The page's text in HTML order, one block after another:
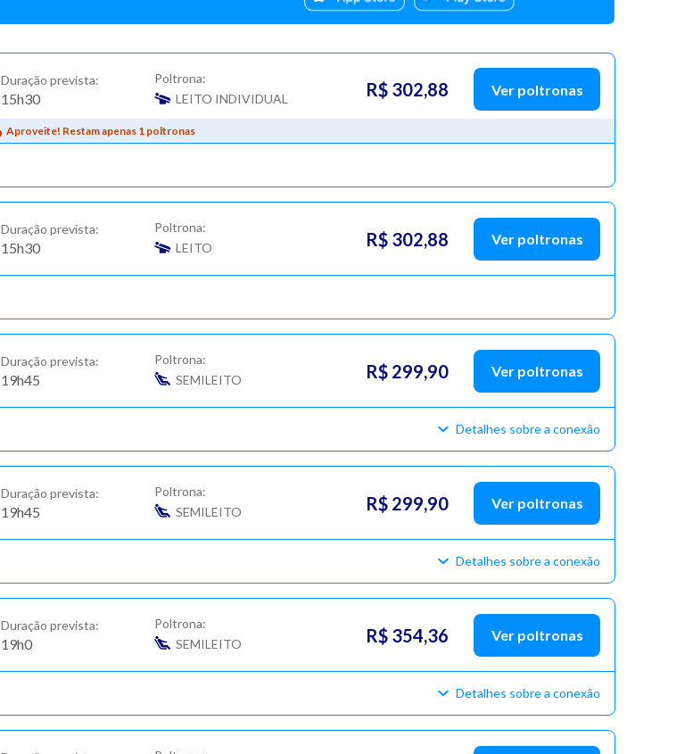
Duração prevista:
15h30
Poltrona:
LEITO INDIVIDUAL
R$ 302,88 Ver poltronas
Aproveite! Restam apenas 1 poltronas
Duração prevista:
15h30
Poltrona:
LEITO
R$ 302,88 Ver poltronas
Duração prevista:
19h45
Poltrona:
SEMILEITO
R$ 299,90 Ver poltronas
Detalhes sobre a conexão
Duração prevista:
19h45
Poltrona:
SEMILEITO
R$ 299,90 Ver poltronas
Detalhes sobre a conexão
Duração prevista:
19h0
Poltrona:
SEMILEITO
R$ 354,36 Ver poltronas
Detalhes sobre a conexão